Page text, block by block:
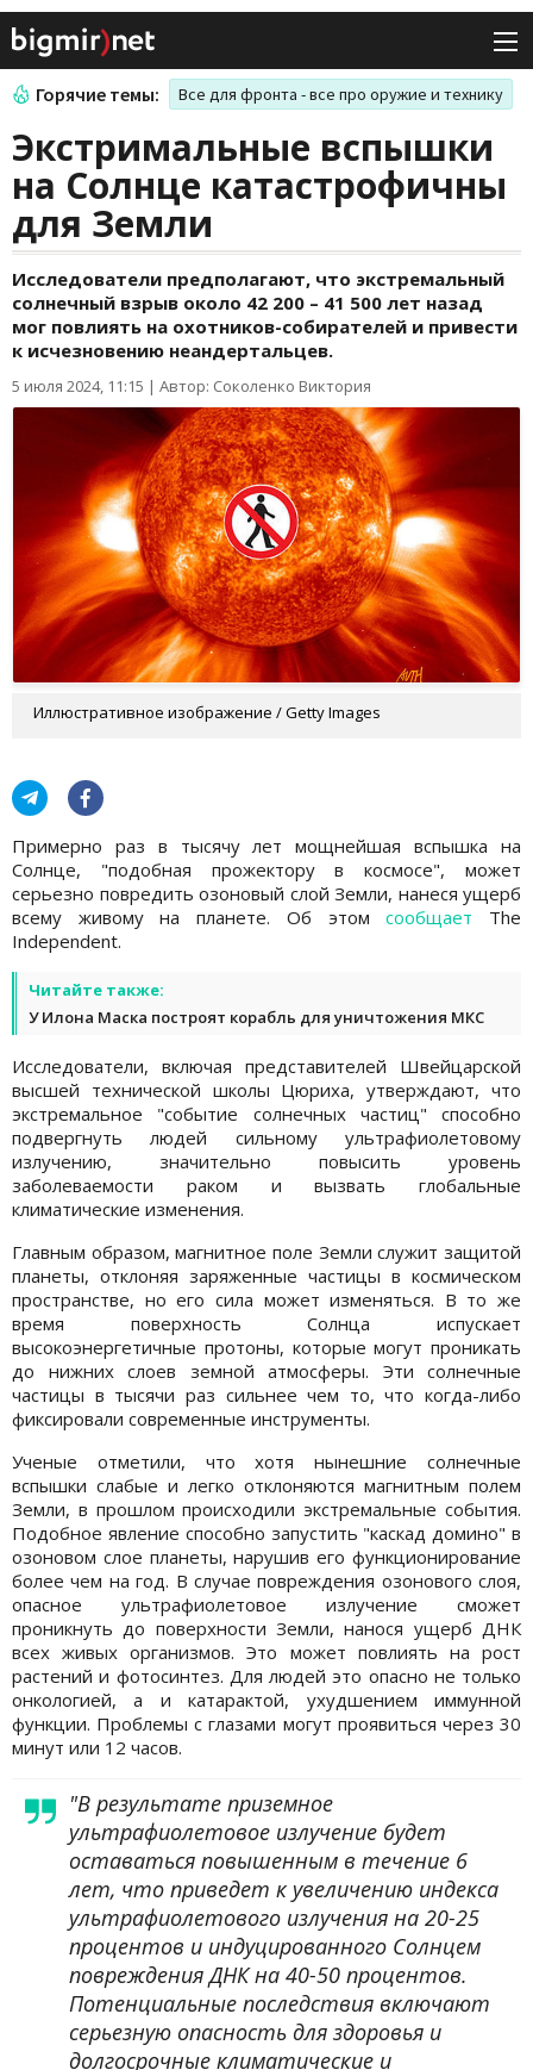
Горячие темы: Все для фронта - все про оружие и технику
Экстримальные вспышки
на Солнце катастрофичны
для Земли
Исследователи предполагают, что экстремальный
солнечный взрыв около 42 200 – 41 500 лет назад
мог повлиять на охотников-собирателей и привести
к исчезновению неандертальцев.
5 июля 2024, 11:15 | Автор: Соколенко Виктория
Иллюстративное изображение / Getty Images
Примерно раз в тысячу лет мощнейшая вспышка на
Солнце, "подобная прожектору в космосе", может
серьезно повредить озоновый слой Земли, нанеся ущерб
всему живому на планете. Об этомсообщает The
Independent.
Читайте также:
У Илона Маска построят корабль для уничтожения МКС
Исследователи, включая представителей Швейцарской
высшей технической школы Цюриха, утверждают, что
экстремальное "событие солнечных частиц" способно
подвергнуть людей сильному ультрафиолетовому
излучению, значительно повысить уровень
заболеваемости раком и вызвать глобальные
климатические изменения.
Главным образом, магнитное поле Земли служит защитой
планеты, отклоняя заряженные частицы в космическом
пространстве, но его сила может изменяться. В то же
время поверхность Солнца испускает
высокоэнергетичные протоны, которые могут проникать
до нижних слоев земной атмосферы. Эти солнечные
частицы в тысячи раз сильнее чем то, что когда-либо
фиксировали современные инструменты.
Ученые отметили, что хотя нынешние солнечные
вспышки слабые и легко отклоняются магнитным полем
Земли, в прошлом происходили экстремальные события.
Подобное явление способно запустить "каскад домино" в
озоновом слое планеты, нарушив его функционирование
более чем на год. В случае повреждения озонового слоя,
опасное ультрафиолетовое излучение сможет
проникнуть до поверхности Земли, нанося ущерб ДНК
всех живых организмов. Это может повлиять на рост
растений и фотосинтез. Для людей это опасно не только
онкологией, а и катарактой, ухудшением иммунной
функции. Проблемы с глазами могут проявиться через 30
минут или 12 часов.
"В результате приземное
ультрафиолетовое излучение будет
оставаться повышенным в течение 6
лет, что приведет к увеличению индекса
ультрафиолетового излучения на 20-25
процентов и индуцированного Солнцем
повреждения ДНК на 40-50 процентов.
Потенциальные последствия включают
серьезную опасность для здоровья и
долгосрочные климатические и